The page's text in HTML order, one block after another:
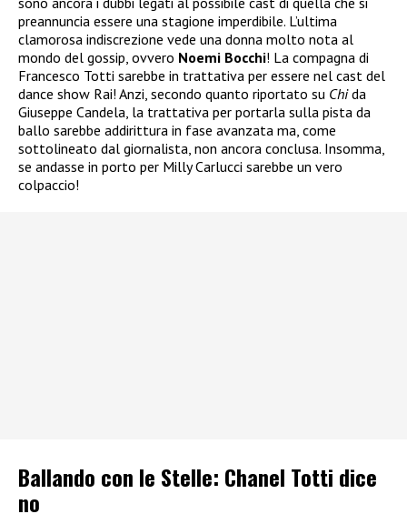
preannuncia essere una stagione imperdibile. L’ultima
clamorosa indiscrezione vede una donna molto nota al
mondo del gossip, ovvero Noemi Bocchi! La compagna di
Francesco Totti sarebbe in trattativa per essere nel cast del
dance show Rai! Anzi, secondo quanto riportato su Chida
Giuseppe Candela, la trattativa per portarla sulla pista da
ballo sarebbe addirittura in fase avanzata ma, come
sottolineato dal giornalista, non ancora conclusa. Insomma,
se andasse in porto per Milly Carlucci sarebbe un vero
colpaccio!
Ballando con le Stelle: Chanel Totti dice
no